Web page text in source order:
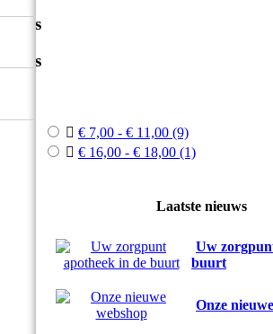
Prijs
Prijs
 € 7,00 - € 11,00 (9)
 € 16,00 - € 18,00 (1)
Laatste nieuws
Uw
buurt
Onze